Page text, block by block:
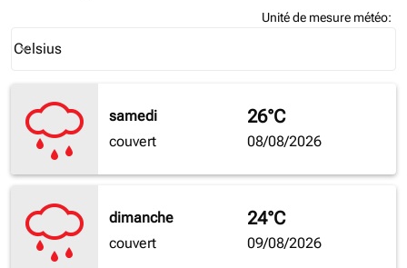
Unité de mesure météo:
Celsius
keyboard_arrow_down
samedi
couvert
26°C
08/08/2026
dimanche
couvert
24°C
09/08/2026